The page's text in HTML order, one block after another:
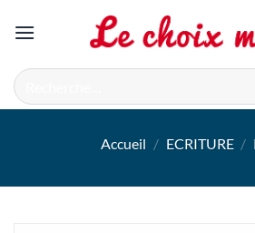
Recherche
pour :
Accueil / ECRITURE /